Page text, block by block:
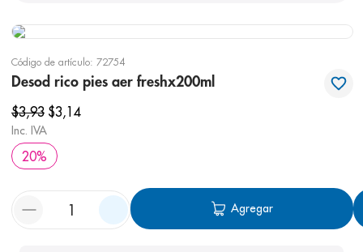
Código de artículo: 72754
Desod rico pies aer freshx200ml
$3,93 $3,14
Inc. IVA
20%
Agregar
términos más buscados
3.
4. cerave
bioderma